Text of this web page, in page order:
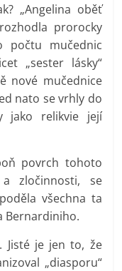
„Angelina oběť
prorocky
počtu mučednic
„sester lásky“
nové mučednice
nato se vrhly do
jako relikvie její
povrch tohoto
zločinnosti, se
všechna ta
Bernardiniho.
Jisté je jen to, že
„diasporu“